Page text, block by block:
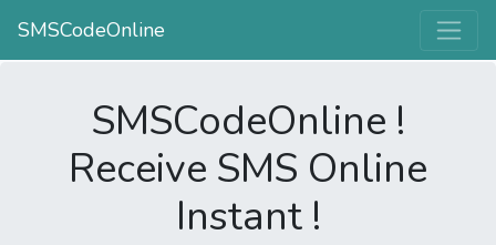
SMSCodeOnline
SMSCodeOnline !
Receive SMS Online
Instant !